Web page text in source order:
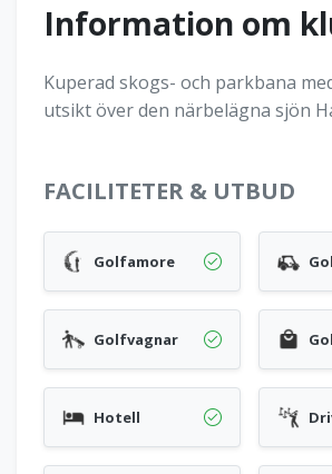
Information om
Kuperad skogs- och parkbana
utsikt över den närbelägna sjön
FACILITETER & UTBUD
Golfamore
Golfvagnar
Hotell